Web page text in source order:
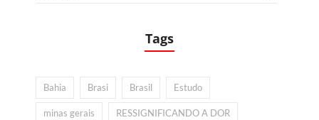
Tags
Bahia Brasi Brasil Estudo
minas gerais RESSIGNIFICANDO A DOR